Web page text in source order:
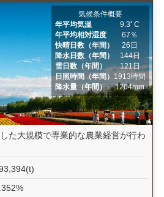
気候条件概要
年平均気温
9.3ﾟC
年平均相対湿度
67％
快晴日数（年間）
26日
降水日数（年間）
144日
雪日数（年間）
121日
日照時間（年間） 1913時間
降水量（年間）
1204mm
た大規模で専業的な農業経営が行わ